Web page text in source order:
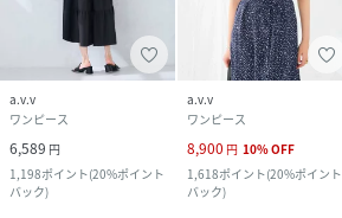
a.v.v
ワンピース
6,589 円
1,198ポイント(20%ポイント
バック)
a.v.v
ワンピース
8,900 円 10%OFF
1,618ポイント(20%ポイント
バック)